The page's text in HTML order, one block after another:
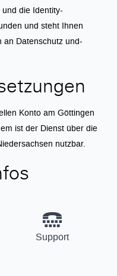
die Identity-
und steht Ihnen
an Datenschutz und-
Konto am Göttingen
ist der Dienst über die
nutzbar.
Support